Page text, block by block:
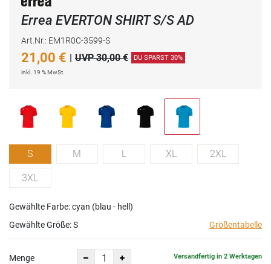
Errea EVERTON SHIRT S/S AD
Art.Nr.: EM1R0C-3599-S
21,00 € | UVP 30,00 € DU SPARST 30%
inkl. 19 % MwSt.
S M L XL 2XL
3XL
Gewählte Farbe: cyan (blau - hell)
Gewählte Größe:S Größentabelle
Menge Versandfertig in 2 Werktagen